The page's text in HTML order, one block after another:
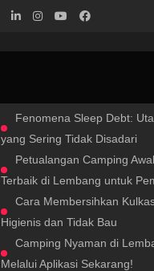
Fenomena Sleep Debt:
yang Sering Tidak Disadari
Petualangan Camping
Terbaik di Lembang untuk
Cara Membersihkan
Higienis dan Tidak Bau
Camping Nyaman di
Melalui Aplikasi Sekarang!